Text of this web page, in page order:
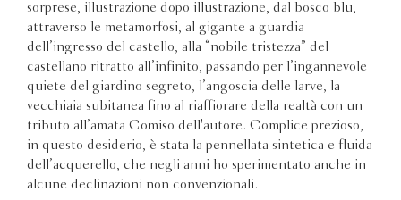
sorprese, illustrazione dopo illustrazione, dal bosco blu,
attraverso le metamorfosi, al gigante a guardia
dell’ingresso del castello, alla “nobile tristezza” del
castellano ritratto all’infinito, passando per l’ingannevole
quiete del giardino segreto, l’angoscia delle larve, la
vecchiaia subitanea fino al riaffiorare della realtà con un
tributo all’amata Comiso dell'autore. Complice prezioso,
in questo desiderio, è stata la pennellata sintetica e fluida
dell’acquerello, che negli anni ho sperimentato anche in
alcune declinazioni non convenzionali.